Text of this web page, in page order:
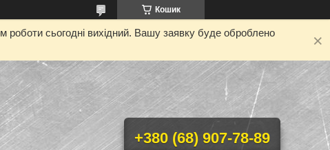
Кошик
роботи сьогодні вихідний. Вашу заявку буде оброблено
+380 (68) 907-78-89